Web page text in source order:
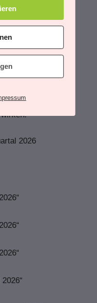
2026